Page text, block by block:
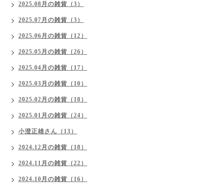
2025.08月の雑貨（3）
2025.07月の雑貨（3）
2025.06月の雑貨（12）
2025.05月の雑貨（26）
2025.04月の雑貨（17）
2025.03月の雑貨（10）
2025.02月の雑貨（18）
2025.01月の雑貨（24）
小澄正雄さん（13）
2024.12月の雑貨（18）
2024.11月の雑貨（22）
2024.10月の雑貨（16）